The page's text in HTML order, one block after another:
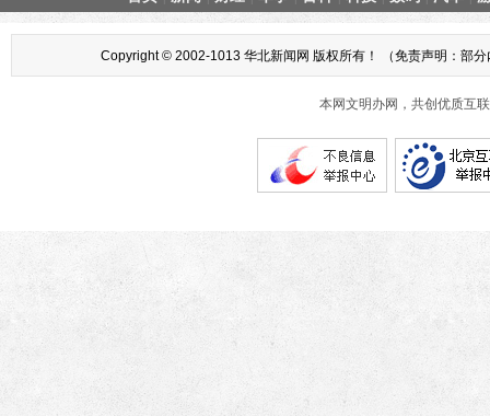
Copyright © 2002-1013 华北新闻网 版权所有！ （免责声明：部
本网文明办网，共创优质互